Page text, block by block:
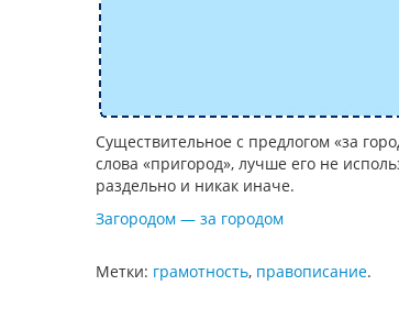
Существительное с предлогом «за
слова «пригород», лучше его не
раздельно и никак иначе.
Загородом — за городом
Метки: грамотность, правописание.